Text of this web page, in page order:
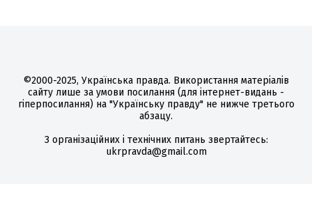
©2000-2025, Українська правда. Використання матеріалів
сайту лише за умови посилання (для інтернет-видань -
гіперпосилання) на "Українську правду" не нижче третього
абзацу.
З організаційних і технічних питань звертайтесь:
ukrpravda@gmail.com